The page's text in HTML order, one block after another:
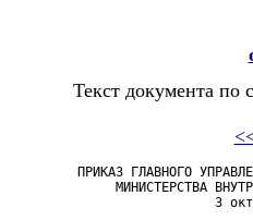
Текст документа по
ПРИКАЗ ГЛАВНОГО УПРАВЛЕНИЯ ВОЕНИЗИРОВАННОЙ ПОЖАРНОЙ СЛУЖБЫ
          МИНИСТЕРСТВА ВНУТРЕННИХ ДЕЛ РЕСПУБЛИКИ БЕЛАРУСЬ
                       3 октября 1997 г. N 57

 ОБ УТВЕРЖДЕНИИ ПОЛОЖЕНИЯ ОБ ОБУЧЕНИИ, ИНСТРУКТАЖЕ И
 ПРОВЕРКЕ ЗНАНИЙ ПО ВОПРОСАМ ОХРАНЫ ТРУДА РАБОТНИКОВ
 ВОЕНИЗИРОВАННОЙ ПОЖАРНОЙ СЛУЖБЫ МВД РЕСПУБЛИКИ БЕЛАРУСЬ
       _______________________________________________ _______ ___ _
         Утратил  силу постановлением Министерства внутренних дел  и
         Министерства  по чрезвычайным ситуациям от 11 марта 2004 г.
         № 54/4 (зарегистрировано в Национальном реестре - № 8/10710
         от 22.03.2004 г.)    

     Во исполнение  постановления  Министерства   Труда   Республики
Беларусь  от  29  августа  1996  г.  N  62  и приказа МВД Республики
Беларусь от 15 мая 1997 г. N 99 приказываю:

     1. Утвердить Положение  об  обучении,  инструктаже  и  проверке
знаний  по вопросам охраны труда работников военизированной пожарной
службы МВД Республики Беларусь (прилагается).

     2. Обучение,  инструктаж и проверку знаний по  вопросам  охраны
труда  рабочих и служащих подразделений ВПС проводить в соответствии
с приказом МВД Республики Беларусь от 15 мая 1997 г. N 99.

     3. Начальникам областных и Минского городского УВПС,  ВПТУ МВД,
ГСПТУ,   РНПЦ   ПБ,  РСО  ВПС,  РУТЦ  ГУВПС  организовать  обучение,
инструктаж и  проверку  знаний  по  вопросам  охраны  труда  личного
состава в соответствии с утвержденным Положением.
     Организацию исполнения настоящего приказа возложить  на  УПТ  и
АСР ГУВПС МВД Республики Беларусь.

 Начальник Главного управления
 генерал-майор внутренней службы                         В.П.АСТАПОВ

 СОГЛАСОВАНО                                     УТВЕРЖДЕНО
 Заместитель Министра труда                      Приказ ГУВПС МВД
 Республики Беларусь                             Республики Беларусь
 Д.И.Марач                                       03.09.1997 N 57
 30.09.1997

                             ПОЛОЖЕНИЕ
           ОБ ОБУЧЕНИИ, ИНСТРУКТАЖЕ И ПРОВЕРКЕ ЗНАНИЙ ПО
          ВОПРОСАМ ОХРАНЫ ТРУДА РАБОТНИКОВ ВОЕНИЗИРОВАННОЙ
           ПОЖАРНОЙ СЛУЖБЫ (ВПС) МВД РЕСПУБЛИКИ БЕЛАРУСЬ

                       ТЕРМИНЫ И ОПРЕДЕЛЕНИЯ

     Охрана труда   -   система   законодательных   актов,  а  также
предусмотренных   и    регламентирующих,    социально-экономических,
организационных, санитарно-гигиенических  и лечебно-профилактических
мероприятий,  средств  и  методов,   направленных   на   обеспечение
безопасных условий труда.
     Безопасность  труда  -  состояние  условий  труда,  при котором
исключено воздействие опасных и вредных производственных факторов.
     Условия  труда  - совокупность факторов производственной среды,
оказывающих  влияние  на  здоровье  и  работоспособность  человека в
процессе труда.
     Вредный  производственный  фактор  -  производственный  фактор,
воздействие которого на работающего в определенных условиях приводит
к заболеванию или снижению работоспособности.
     Опасный  производственный  фактор  -  производственный  фактор,
влияние  которого  на работающего в определенных условиях приводит к
травме или другому внезапному резкому ухудшению здоровья.
     Рабочее  место  -  место  постоянного или временного пребывания
работающих в процессе трудовой деятельности.
     Нормативный  (нормативный  правовой) акт по охране труда - акт,
устанавливающий   комплекс   правовых,   организационно-технических,
санитарно-гигиенических и    лечебно-профилактических    требований,
направленных на  обеспечение  безопасности,  сохранение  здоровья  и
работоспособности   работников   в   процессе   труда,  утвержденный
компетентным органом.
     Нормативный документ - документ, устанавливающий правила, общие
принципы   или   характеристики,   касающиеся   определенных   видов
деятельности   или   их   результатов  и  доступный  широкому  кругу
потребителей.

                         1. Общие положения

     1.1. Настоящее   Положение   разработано   в   соответствии   с
постановлением  Министерства труда Республики Беларусь от 29 августа
1996 г.  N 62 и устанавливает единый порядок обучения, инструктажа и
проверки  знаний по охране труда работников военизированной пожарной
службы (ВПС) МВД Республики Беларусь.

     1.2. Перечень  работ  с  повышенной   опасностью,